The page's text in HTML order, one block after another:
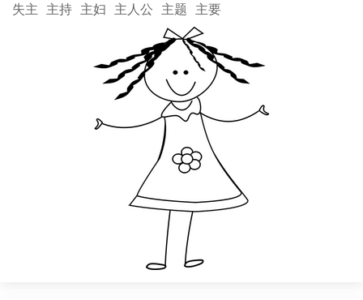
失主 主持 主妇 主人公 主题 主要